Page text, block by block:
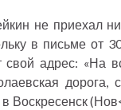
не приехал
в письме от
свой адрес: «На
дорога,
Воскресенск